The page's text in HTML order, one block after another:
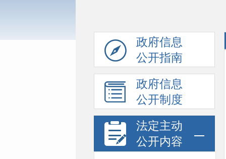
政府信息
公开指南
政府信息
公开制度
法定主动
公开内容